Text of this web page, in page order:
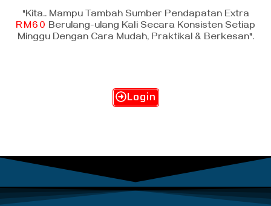
"Kita.. Mampu Tambah Sumber Pendapatan Extra
RM60 Berulang-ulang Kali Secara Konsisten Setiap
Minggu Dengan Cara Mudah, Praktikal & Berkesan".
Login